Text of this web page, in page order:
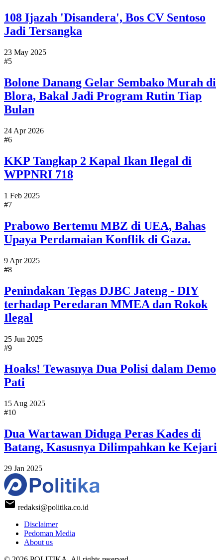
108 Ijazah 'Disandera', Bos CV Sentoso
Jadi Tersangka
23 May 2025
#5
Bolone Danang Gelar Sembako Murah di
Blora, Bakal Jadi Program Rutin Tiap
Bulan
24 Apr 2026
#6
KKP Tangkap 2 Kapal Ikan Ilegal di
WPPNRI 718
1 Feb 2025
#7
Prabowo Bertemu MBZ di UEA, Bahas
Upaya Perdamaian Konflik di Gaza.
9 Apr 2025
#8
Penindakan Tegas DJBC Jateng - DIY
terhadap Peredaran MMEA dan Rokok
Ilegal
25 Jun 2025
#9
Hoaks! Tewasnya Dua Polisi dalam Demo
Pati
15 Aug 2025
#10
Dua Wartawan Diduga Peras Kades di
Batang, Kasusnya Dilimpahkan ke Kejari
29 Jan 2025
redaksi@politika.co.id
Disclaimer
Pedoman Media
About us